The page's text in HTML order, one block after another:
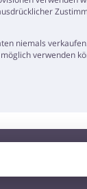
niemals
verwenden